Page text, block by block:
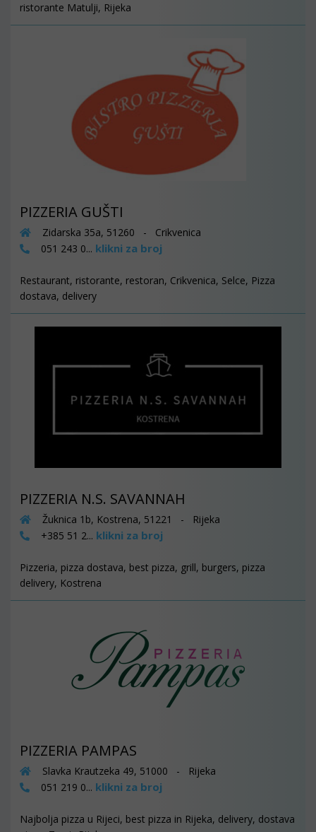
ristorante Matulji, Rijeka
PIZZERIA GUŠTI
Zidarska 35a, 51260 - Crikvenica
051 243 0... klikni za broj
Restaurant, ristorante, restoran, Crikvenica, Selce, Pizza
dostava, delivery
PIZZERIA N.S. SAVANNAH
Žuknica 1b, Kostrena, 51221 - Rijeka
+385 51 2... klikni za broj
Pizzeria, pizza dostava, best pizza, grill, burgers, pizza
delivery, Kostrena
PIZZERIA PAMPAS
Slavka Krautzeka 49, 51000 - Rijeka
051 219 0... klikni za broj
Najbolja pizza u Rijeci, best pizza in Rijeka, delivery, dostava